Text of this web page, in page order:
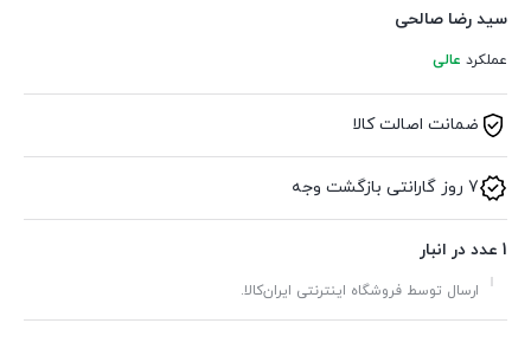
سید رضا صالحی
عملکرد عالی
ضمانت اصالت کالا
7 روز گارانتی بازگشت وجه
1 عدد در انبار
ارسال توسط فروشگاه اینترنتی ایران‌کالا.